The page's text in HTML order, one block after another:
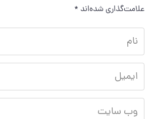
علامت‌گذاری شده‌اند *